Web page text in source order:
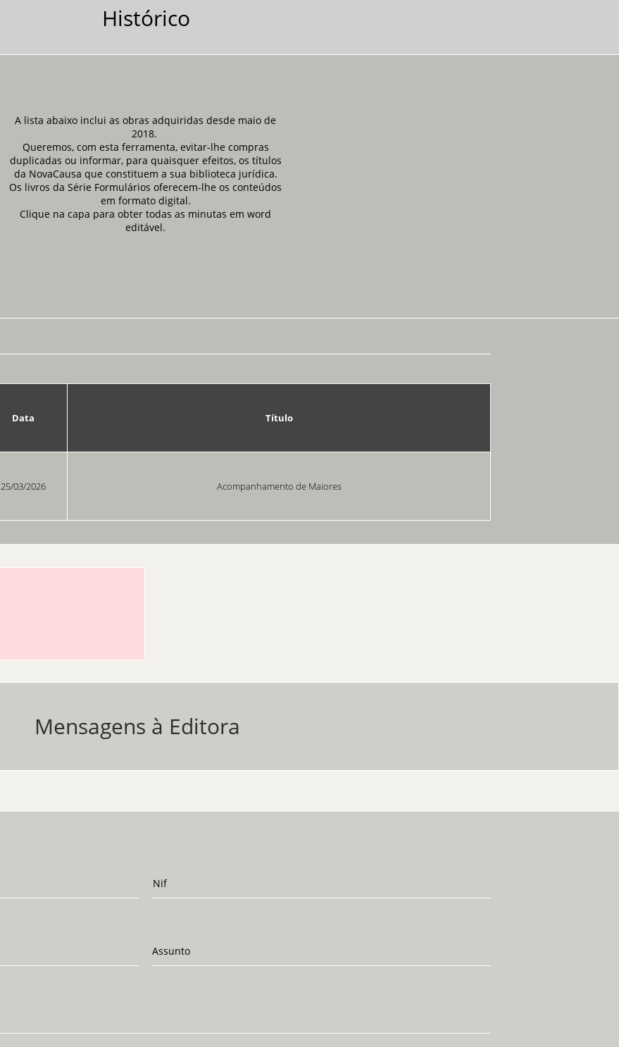
Histórico
A lista abaixo inclui as obras adquiridas desde maio de
2018.
Queremos, com esta ferramenta, evitar-lhe compras
duplicadas ou informar, para quaisquer efeitos, os títulos
da NovaCausa que constituem a sua biblioteca jurídica.
Os livros da Série Formulários oferecem-lhe os conteúdos
em formato digital.
Clique na capa para obter todas as minutas em word
editável.
Data Título
25/03/2026 Acompanhamento de Maiores
Mensagens à Editora